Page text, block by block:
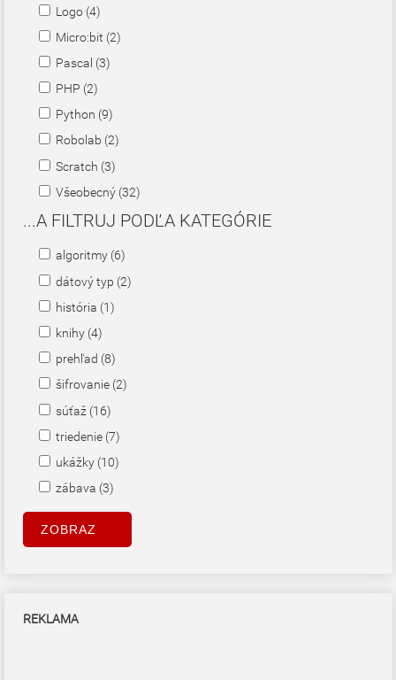
Logo (4)
Micro:bit (2)
Pascal (3)
PHP (2)
Python (9)
Robolab (2)
Scratch (3)
Všeobecný (32)
...A FILTRUJ PODĽA KATEGÓRIE
algoritmy (6)
dátový typ (2)
história (1)
knihy (4)
prehľad (8)
šifrovanie (2)
súťaž (16)
triedenie (7)
ukážky (10)
zábava (3)
REKLAMA